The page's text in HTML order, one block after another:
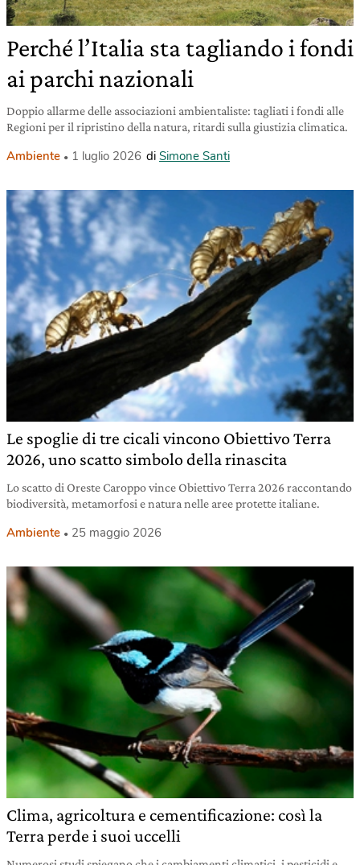
Perché l’Italia sta tagliando i fondi
ai parchi nazionali
Doppio allarme delle associazioni ambientaliste: tagliati i fondi alle
Regioni per il ripristino della natura, ritardi sulla giustizia climatica.
Ambiente 1 luglio 2026 di Simone Santi
Le spoglie di tre cicali vincono Obiettivo Terra
2026, uno scatto simbolo della rinascita
Lo scatto di Oreste Caroppo vince Obiettivo Terra 2026 raccontando
biodiversità, metamorfosi e natura nelle aree protette italiane.
Ambiente 25 maggio 2026
Clima, agricoltura e cementificazione: così la
Terra perde i suoi uccelli